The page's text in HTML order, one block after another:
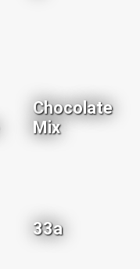
Chocolate
Mix
33a